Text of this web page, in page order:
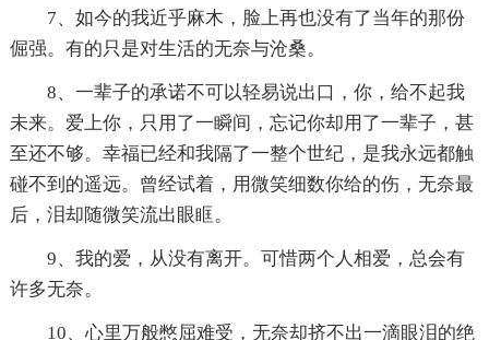
7、如今的我近乎麻木，脸上再也没有了当年的那份
倔强。有的只是对生活的无奈与沧桑。
8、一辈子的承诺不可以轻易说出口，你，给不起我
未来。爱上你，只用了一瞬间，忘记你却用了一辈子，甚
至还不够。幸福已经和我隔了一整个世纪，是我永远都触
碰不到的遥远。曾经试着，用微笑细数你给的伤，无奈最
后，泪却随微笑流出眼眶。
9、我的爱，从没有离开。可惜两个人相爱，总会有
许多无奈。
10、心里万般憋屈难受，无奈却挤不出一滴眼泪的绝